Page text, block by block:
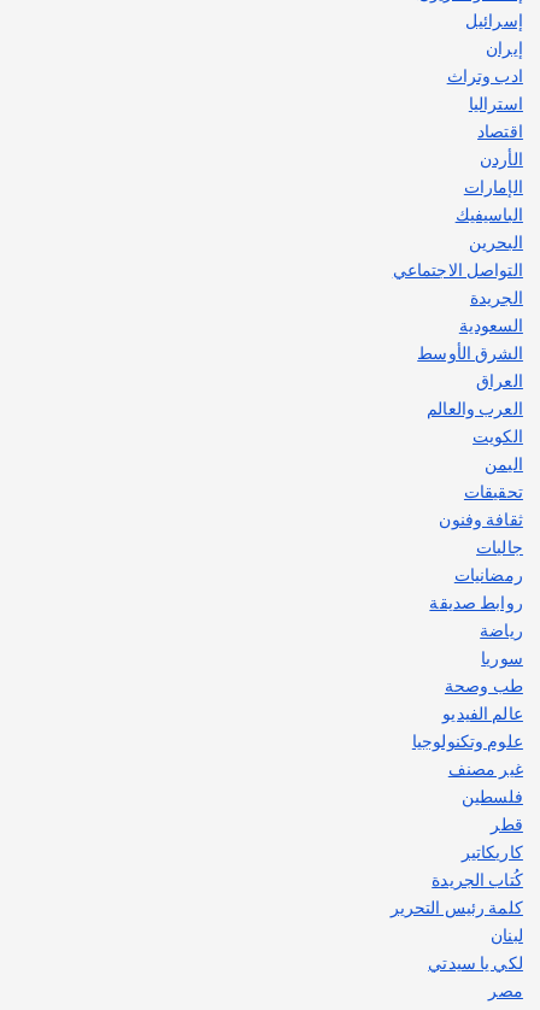
إسرائيل
إيران
ادب وتراث
استراليا
اقتصاد
الأردن
الإمارات
الباسيفيك
البحرين
التواصل الاجتماعي
الجريدة
السعودية
الشرق الأوسط
العراق
العرب والعالم
الكويت
اليمن
تحقيقات
ثقافة وفنون
جاليات
رمضانيات
روابط صديقة
رياضة
سوريا
طب وصحة
عالم الفيديو
علوم وتكنولوجيا
غير مصنف
فلسطين
قطر
كاريكاتير
كُتاب الجريدة
كلمة رئيس التحرير
لبنان
لكي يا سيدتي
مصر